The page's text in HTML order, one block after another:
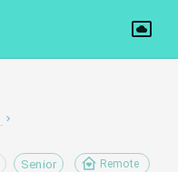
Senior Remote